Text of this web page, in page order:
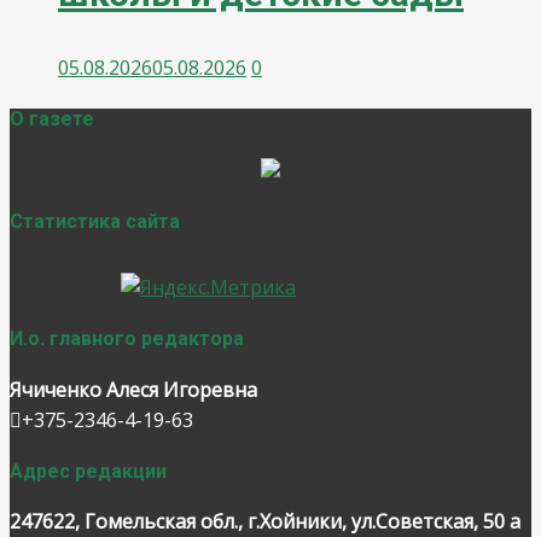
05.08.202605.08.2026 0
О газете
Статистика сайта
И.о. главного редактора
Ячиченко Алеся Игоревна
+375-2346-4-19-63
Адрес редакции
247622, Гомельская обл., г.Хойники, ул.Советская, 50 а